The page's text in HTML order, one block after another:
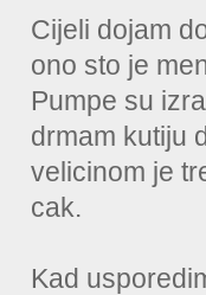
Cijeli dojam
ono sto je
Pumpe su
drmam kutiju
velicinom je
cak.
Kad